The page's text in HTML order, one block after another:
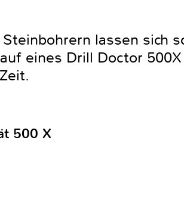
lassen sich
eines Drill Doctor
500 X